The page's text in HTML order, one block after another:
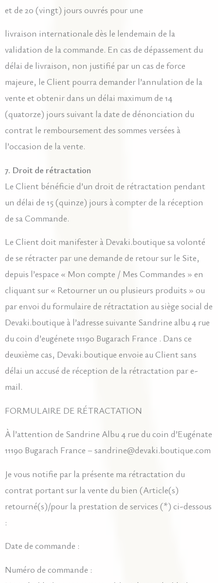
et de 20 (vingt) jours ouvrés pour une
livraison internationale dès le lendemain de la
validation de la commande. En cas de dépassement du
délai de livraison, non justifié par un cas de force
majeure, le Client pourra demander l’annulation de la
vente et obtenir dans un délai maximum de 14
(quatorze) jours suivant la date de dénonciation du
contrat le remboursement des sommes versées à
l’occasion de la vente.
7. Droit de rétractation
Le Client bénéficie d’un droit de rétractation pendant
un délai de 15 (quinze) jours à compter de la réception
de sa Commande.
Le Client doit manifester à Devaki.boutique sa volonté
de se rétracter par une demande de retour sur le Site,
depuis l’espace « Mon compte / Mes Commandes » en
cliquant sur « Retourner un ou plusieurs produits » ou
par envoi du formulaire de rétractation au siège social de
Devaki.boutique à l’adresse suivante Sandrine albu 4 rue
du coin d’eugénete 11190 Bugarach France . Dans ce
deuxième cas, Devaki.boutique envoie au Client sans
délai un accusé de réception de la rétractation par e-
mail.
FORMULAIRE DE RÉTRACTATION
À l’attention de Sandrine Albu 4 rue du coin d’Eugénate
11190 Bugarach France – sandrine@devaki.boutique.com
Je vous notifie par la présente ma rétractation du
contrat portant sur la vente du bien (Article(s)
retourné(s)/pour la prestation de services (*) ci-dessous
:
Date de commande :
Numéro de commande :